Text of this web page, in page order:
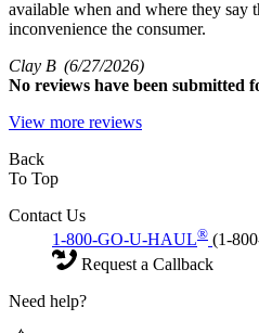
available when and where they say
inconvenience the consumer.
Clay B (6/27/2026)
No reviews have been submitted
View more reviews
Back
To Top
Contact Us
1-800-GO-U-HAUL® (1-
Request a Callback
Need help?